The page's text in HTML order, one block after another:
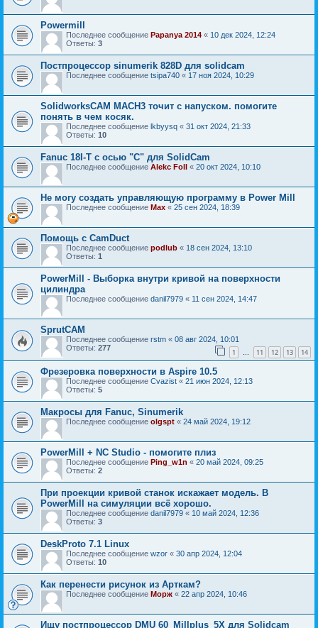
Powermill
Последнее сообщение Papanya 2014 « 10 дек 2024, 12:24
Ответы: 3
Постпроцессор sinumerik 828D для solidcam
Последнее сообщение tsipa740 « 17 ноя 2024, 10:29
SolidworksCAM MACH3 точит с напуском. помогите
понять в чем косяк.
Последнее сообщение lkbyysq « 31 окт 2024, 21:33
Ответы: 10
Fanuc 18I-Т с осью "С" для SolidCam
Последнее сообщение Alekc Foll « 20 окт 2024, 10:10
Не могу создать управляющую программу в Power Mill
Последнее сообщение Мах « 25 сен 2024, 18:39
Помощь с CamDuct
Последнее сообщение podlub « 18 сен 2024, 13:10
Ответы: 1
PowerMill - Выборка внутри кривой на поверхности
цилиндра
Последнее сообщение danil7979 « 11 сен 2024, 14:47
SprutCAM
Последнее сообщение rstm « 08 авг 2024, 10:01
Ответы: 277 1 … 11 12 13 14
Фрезеровка поверхности в Aspire 10.5
Последнее сообщение Cvazist « 21 июн 2024, 12:13
Ответы: 5
Макросы для Fanuc, Sinumerik
Последнее сообщение olgspt « 24 май 2024, 19:12
PowerMill + NC Studio - помогите плиз
Последнее сообщение Ping_w1n « 20 май 2024, 09:25
Ответы: 2
При проекции кривой станок искажает модель. В
PowerMill на симуляции всё хорошо.
Последнее сообщение danil7979 « 10 май 2024, 12:36
Ответы: 3
DeskProto 7.1 Linux
Последнее сообщение wzor « 30 апр 2024, 12:04
Ответы: 10
Как перенести рисунок из Арткам?
Последнее сообщение Морж « 22 апр 2024, 10:46
Ищу постпроцессор DMU 60_Millplus_5X для Solidcam